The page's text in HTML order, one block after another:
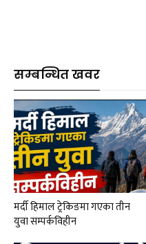
सम्बन्धित खवर
मर्दी हिमाल ट्रेकिङमा गएका तीन
युवा सम्पर्कविहीन